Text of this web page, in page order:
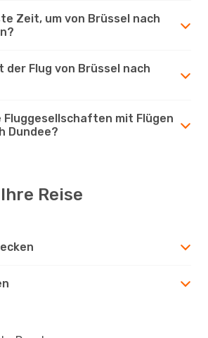
Zeit, um von Brüssel nach
der Flug von Brüssel nach
Fluggesellschaften mit Flügen
Dundee?
Reise